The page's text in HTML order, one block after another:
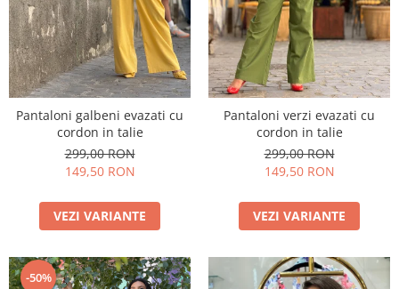
Costume de baie
Pantaloni galbeni evazati cu
cordon in talie
299,00 RON
149,50 RON
VEZI VARIANTE
Pantaloni verzi evazati cu
cordon in talie
299,00 RON
149,50 RON
VEZI VARIANTE
-50%